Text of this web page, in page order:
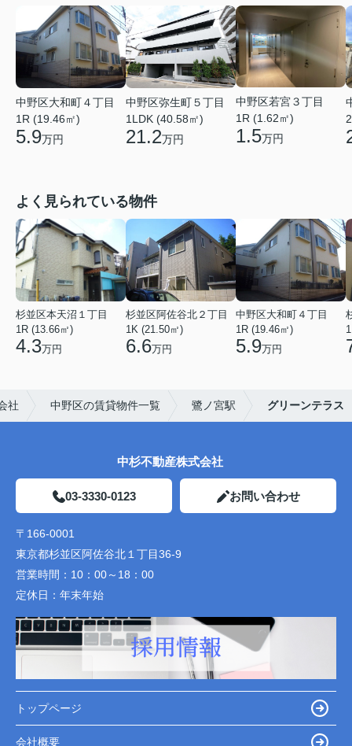
中野区大和町４丁目
1R (19.46㎡)
5.9万円
中野区弥生町５丁目
1LDK (40.58㎡)
21.2万円
中野区若宮３丁目
1R (1.62㎡)
1.5万円
よく見られている物件
杉並区本天沼１丁目
1R (13.66㎡)
4.3万円
杉並区阿佐谷北２丁目
1K (21.50㎡)
6.6万円
中野区大和町４丁目
1R (19.46㎡)
5.9万円
社 中野区の賃貸物件一覧 鷺ノ宮駅 グリーンテラス
中杉不動産株式会社
03-3330-0123 お問い合わせ
〒166-0001
東京都杉並区阿佐谷北１丁目36-9
営業時間： 10：00～18：00
定休日： 年末年始
トップページ
会社概要